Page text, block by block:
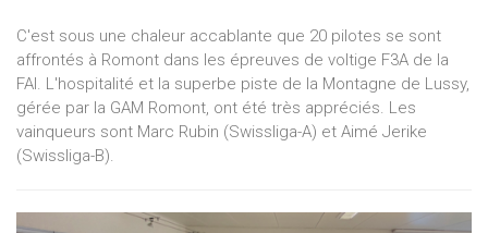
C'est sous une chaleur accablante que 20 pilotes se sont
affrontés à Romont dans les épreuves de voltige F3A de la
FAI. L'hospitalité et la superbe piste de la Montagne de Lussy,
gérée par la GAM Romont, ont été très appréciés. Les
vainqueurs sont Marc Rubin (Swissliga-A) et Aimé Jerike
(Swissliga-B).